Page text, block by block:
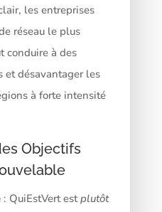
les entreprises
réseau le plus
conduire à des
et désavantager les
à forte intensité
Objectifs
: QuiEstVert estplutôt